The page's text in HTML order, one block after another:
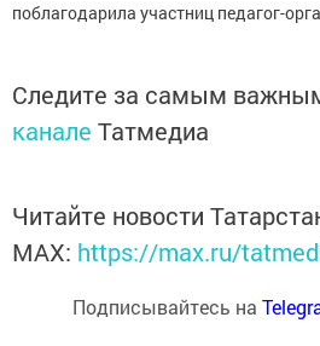
поблагодарила участниц педагог-
Следите за самым
канале Татмедиа
Читайте новости
MАХ: https://max.ru/
Подписывайтесь на